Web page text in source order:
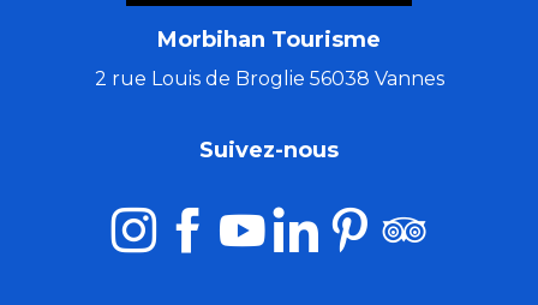
Morbihan Tourisme
2 rue Louis de Broglie 56038 Vannes
Suivez-nous